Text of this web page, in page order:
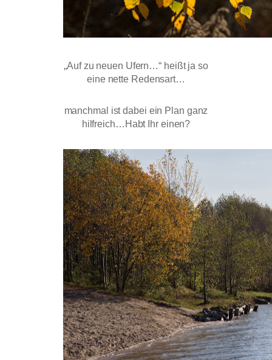
„Auf zu neuen Ufern…“ heißt ja so
eine nette Redensart…
manchmal ist dabei ein Plan ganz
hilfreich…Habt Ihr einen?